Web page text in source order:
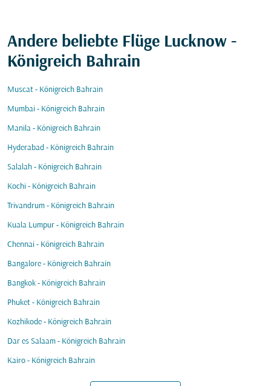
Andere beliebte Flüge Lucknow -
Königreich Bahrain
Muscat - Königreich Bahrain
Mumbai - Königreich Bahrain
Manila - Königreich Bahrain
Hyderabad - Königreich Bahrain
Salalah - Königreich Bahrain
Kochi - Königreich Bahrain
Trivandrum - Königreich Bahrain
Kuala Lumpur - Königreich Bahrain
Chennai - Königreich Bahrain
Bangalore - Königreich Bahrain
Bangkok - Königreich Bahrain
Phuket - Königreich Bahrain
Kozhikode - Königreich Bahrain
Dar es Salaam - Königreich Bahrain
Kairo - Königreich Bahrain